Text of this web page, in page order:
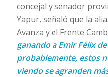
concejal y senador
Yapur, señaló que la
Avanza y el Frente
ganando a Emir Félix
probablemente, estos
viendo se agranden